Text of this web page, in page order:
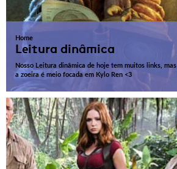
Home
Leitura dinâmica
Nosso Leitura dinâmica de hoje tem muitos links, mas
a zoeira é meio focada em Kylo Ren <3